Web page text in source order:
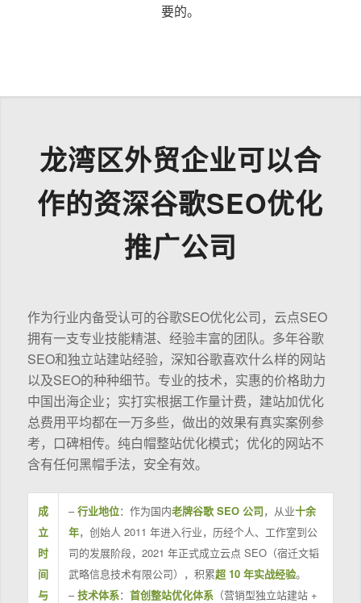
要的。
龙湾区外贸企业可以合
作的资深谷歌SEO优化
推广公司
作为行业内备受认可的谷歌SEO优化公司，云点SEO
拥有一支专业技能精湛、经验丰富的团队。多年谷歌
SEO和独立站建站经验，深知谷歌喜欢什么样的网站
以及SEO的种种细节。专业的技术，实惠的价格助力
中国出海企业；实打实根据工作量计费，建站加优化
总费用平均都在一万多些，做出的效果有真实案例参
考，口碑相传。纯白帽整站优化模式；优化的网站不
含有任何黑帽手法，安全有效。
成
立
时
间
与
–行业地位：作为国内老牌谷歌 SEO 公司，从业十余
年，创始人 2011 年进入行业，历经个人、工作室到公
司的发展阶段，2021 年正式成立云点 SEO（宿迁文韬
武略信息技术有限公司），积累超 10 年实战经验。
–技术体系： 首创整站优化体系（营销型独立站建站 +